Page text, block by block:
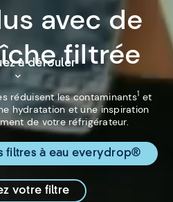
avec de
filtrée
réduisent les contaminants1 et
hydratation et une inspiration
de votre réfrigérateur.
filtres à eau everydrop®
votre filtre
à dérouler